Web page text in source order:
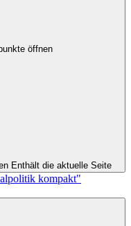
öffnen
Enthält die aktuelle Seite
kompakt"